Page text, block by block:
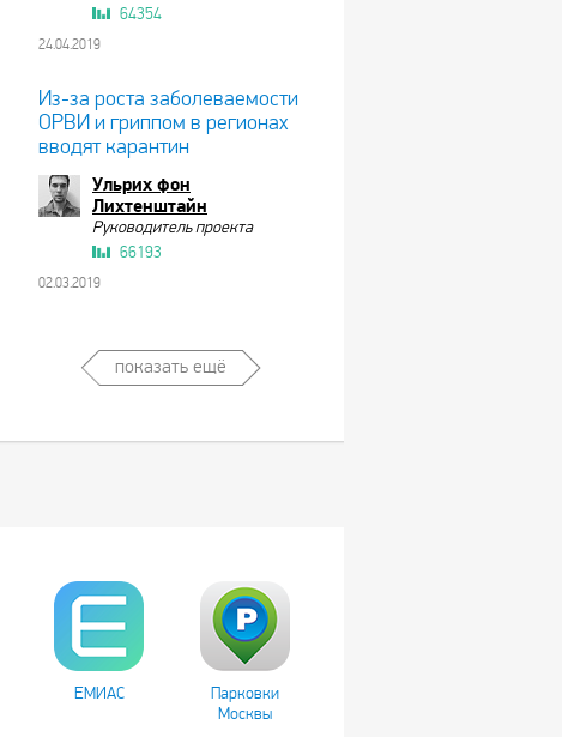
64354
24.04.2019
Из-за роста заболеваемости
ОРВИ и гриппом в регионах
вводят карантин
Ульрих фон
Лихтенштайн
Руководитель проекта
66193
02.03.2019
показать ещё
ЕМИАС
Парковки
Москвы